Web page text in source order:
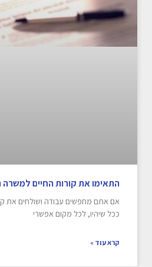
התאימו את קורות החיים למשרה
אם אתם מחפשים עבודה ושולחים את
ככל שיהיו, לכל מקום אפשרי
קרא עוד »